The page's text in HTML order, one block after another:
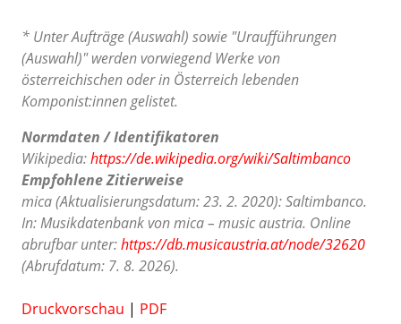
* Unter Aufträge (Auswahl) sowie "Uraufführungen
(Auswahl)" werden vorwiegend Werke von
österreichischen oder in Österreich lebenden
Komponist:innen gelistet.
Normdaten / Identifikatoren
Wikipedia:https://de.wikipedia.org/wiki/Saltimbanco
Empfohlene Zitierweise
mica (Aktualisierungsdatum: 23. 2. 2020): Saltimbanco.
In: Musikdatenbank von mica – music austria. Online
abrufbar unter:https://db.musicaustria.at/node/32620
(Abrufdatum: 7. 8. 2026).
Druckvorschau | PDF